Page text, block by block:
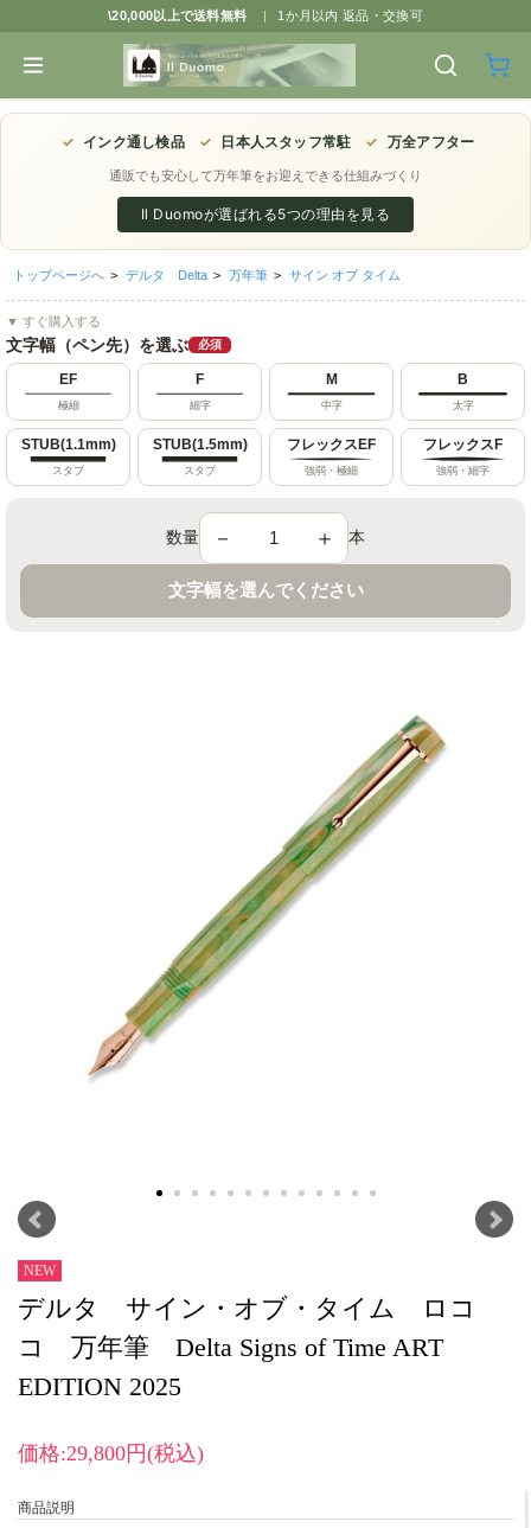
\20,000以上で送料無料 | 1か月以内 返品・交換可
✓ インク通し検品 ✓ 日本人スタッフ常駐 ✓ 万全アフター
通販でも安心して万年筆をお迎えできる仕組みづくり
Il Duomoが選ばれる5つの理由を見る
トップページへ > デルタ Delta > 万年筆 > サイン オブ タイム
▼ すぐ購入する
文字幅（ペン先）を選ぶ 必須
EF
極細
F
細字
M
中字
B
太字
STUB(1.1mm)
スタブ
STUB(1.5mm)
スタブ
フレックスEF
強弱・極細
フレックスF
強弱・細字
数量 － ＋ 本
文字幅を選んでください
NEW
デルタ サイン・オブ・タイム ロコ
コ 万年筆 Delta Signs of Time ART
EDITION 2025
価格:29,800円(税込)
商品説明